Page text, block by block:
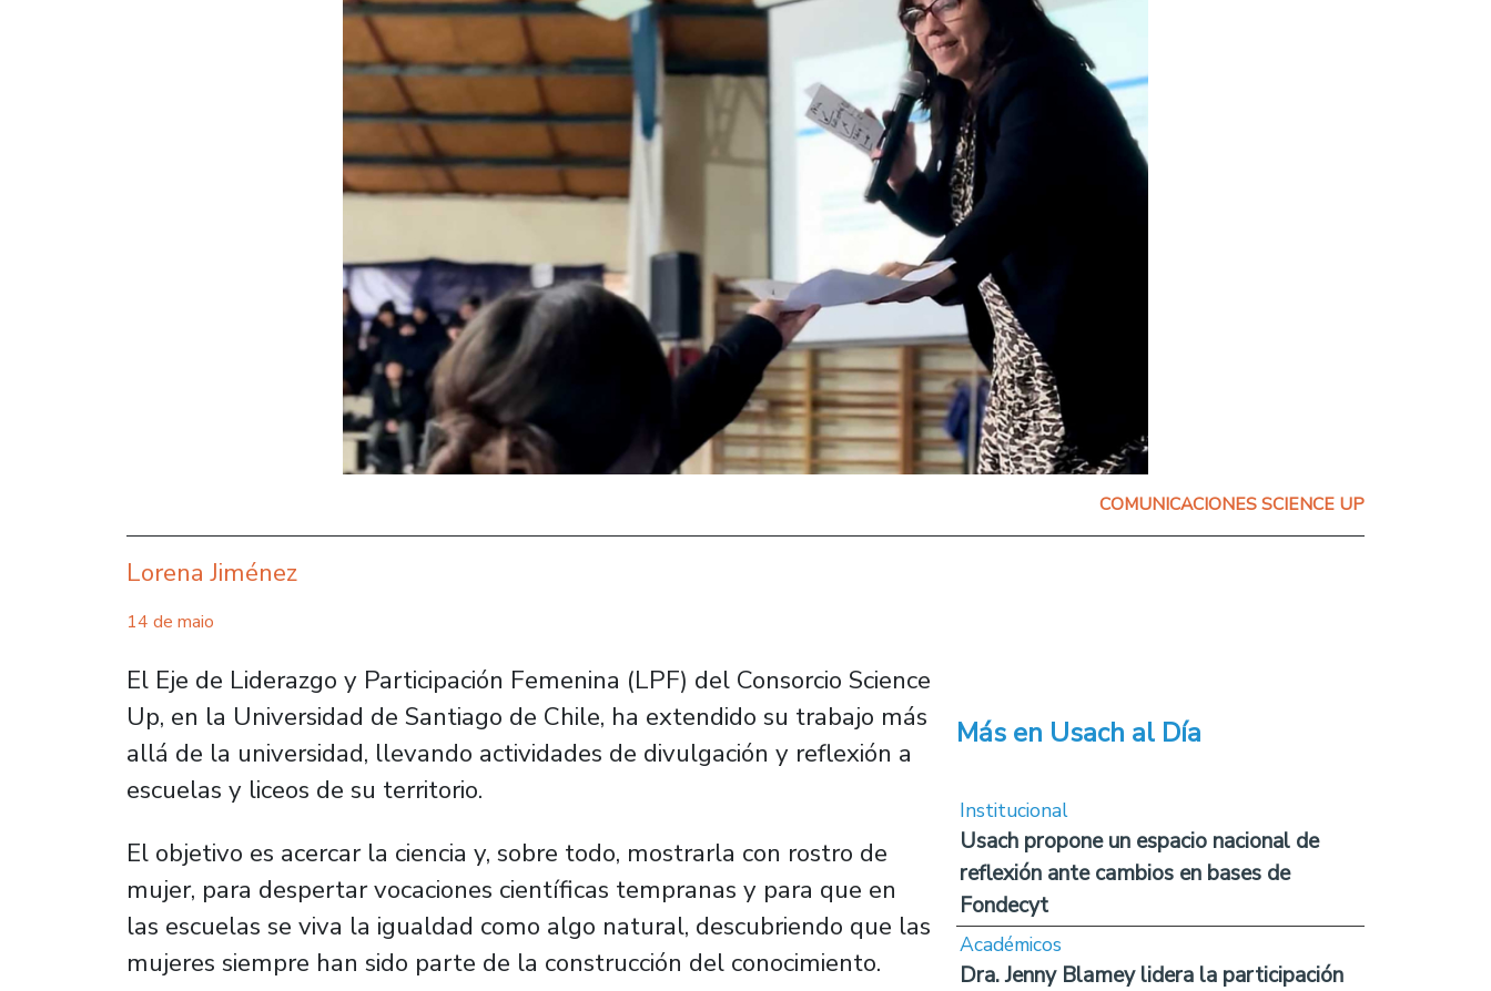
COMUNICACIONES SCIENCE UP
Lorena Jiménez
14 de maio
El Eje de Liderazgo y Participación Femenina (LPF) del Consorcio Science
Up, en la Universidad de Santiago de Chile, ha extendido su trabajo más
allá de la universidad, llevando actividades de divulgación y reflexión a
escuelas y liceos de su territorio.
El objetivo es acercar la ciencia y, sobre todo, mostrarla con rostro de
mujer, para despertar vocaciones científicas tempranas y para que en
las escuelas se viva la igualdad como algo natural, descubriendo que las
mujeres siempre han sido parte de la construcción del conocimiento.
Más en Usach al Día
Institucional
Usach propone un espacio nacional de
reflexión ante cambios en bases de
Fondecyt
Académicos
Dra. Jenny Blamey lidera la participación